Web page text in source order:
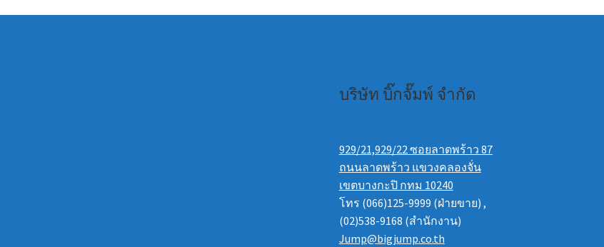
chosen
be
chosen
บริษัท บิ๊กจั๊มพ์ จำกัด
929/21,929/22 ซอยลาดพร้าว 87
ถนนลาดพร้าว แขวงคลองจั่น
เขตบางกะปิ กทม 10240
โทร (066)125-9999 (ฝ่ายขาย) ,
(02)538-9168 (สำนักงาน)
Jump@bigjump.co.th